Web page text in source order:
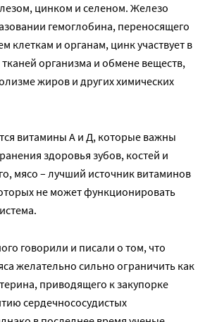
цинком и селеном. Железо
гемоглобина, переносящего
клеткам и органам, цинк участвует в
организма и обмене веществ,
жиров и других химических
витамины А и Д, которые важны
здоровья зубов, костей и
мясо – лучший источник витаминов
не может функционировать
говорили и писали о том, что
желательно сильно ограничить как
приводящего к закупорке
сердечнососудистых